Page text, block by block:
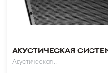
Акустическая
Акустическая ..